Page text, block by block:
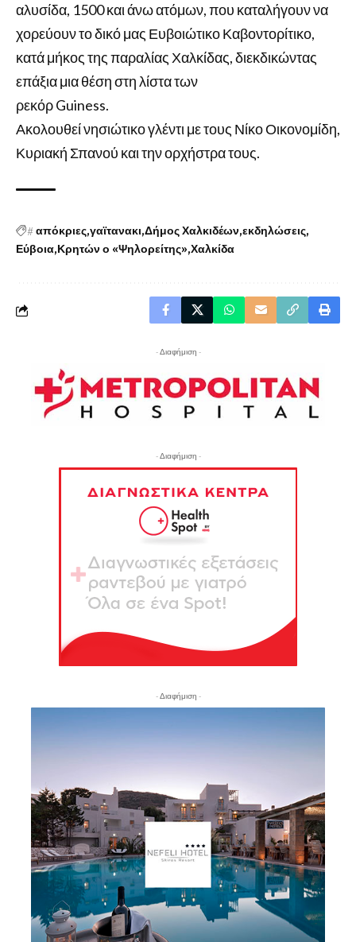
αλυσίδα, 1500 και άνω ατόμων, που καταλήγουν να
χορεύουν το δικό μας Ευβοιώτικο Καβοντορίτικο,
κατά μήκος της παραλίας Χαλκίδας, διεκδικώντας
επάξια μια θέση στη λίστα των
ρεκόρ Guiness.
Ακολουθεί νησιώτικο γλέντι με τους Νίκο Οικονομίδη,
Κυριακή Σπανού και την ορχήστρα τους.
#απόκριες γαϊτανακι Δήμος Χαλκιδέων εκδηλώσεις
Εύβοια Κρητών ο «Ψηλορείτης» Χαλκίδα
- Διαφήμιση -
- Διαφήμιση -
- Διαφήμιση -